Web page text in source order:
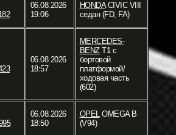
06.08.2026
19:06
HONDACIVIC VIII
седан (FD, FA)
06.08.2026
18:57
MERCEDES-
BENZT1 c
бортовой
платформой/
ходовая часть
(602)
06.08.2026
18:50
OPELOMEGA B
(V94)